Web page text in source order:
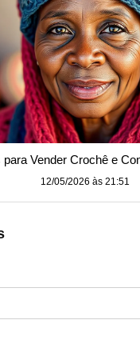
Vender Crochê e
12/05/2026 às 21:51